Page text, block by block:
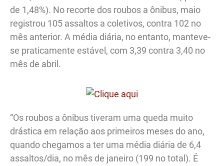
de 1,48%). No recorte dos roubos a ônibus, maio
registrou 105 assaltos a coletivos, contra 102 no
mês anterior. A média diária, no entanto, manteve-
se praticamente estável, com 3,39 contra 3,40 no
mês de abril.
“Os roubos a ônibus tiveram uma queda muito
drástica em relação aos primeiros meses do ano,
quando chegamos a ter uma média diária de 6,4
assaltos/dia, no mês de janeiro (199 no total). É